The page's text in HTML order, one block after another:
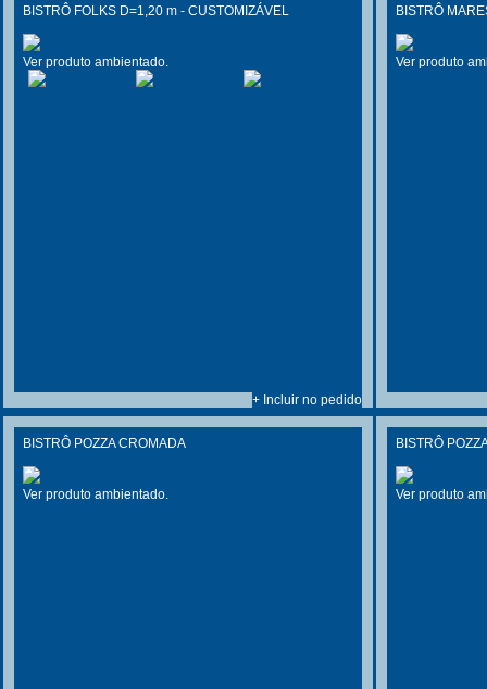
BISTRÔ FOLKS D=1,20 m - CUSTOMIZÁVEL
Ver produto ambientado.
+ Incluir no pedido
BISTRÔ
Ver produto
BISTRÔ POZZA CROMADA
Ver produto ambientado.
BISTRÔ
Ver produto